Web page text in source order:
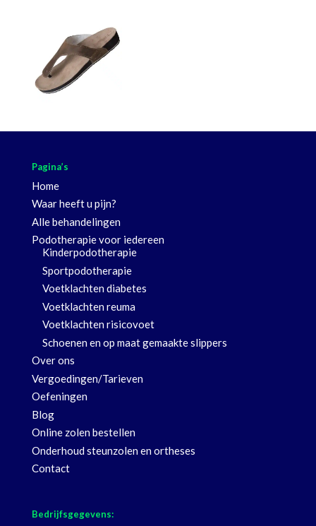
Pagina’s
Home
Waar heeft u pijn?
Alle behandelingen
Podotherapie voor iedereen
Kinderpodotherapie
Sportpodotherapie
Voetklachten diabetes
Voetklachten reuma
Voetklachten risicovoet
Schoenen en op maat gemaakte slippers
Over ons
Vergoedingen/Tarieven
Oefeningen
Blog
Online zolen bestellen
Onderhoud steunzolen en ortheses
Contact
Bedrijfsgegevens: